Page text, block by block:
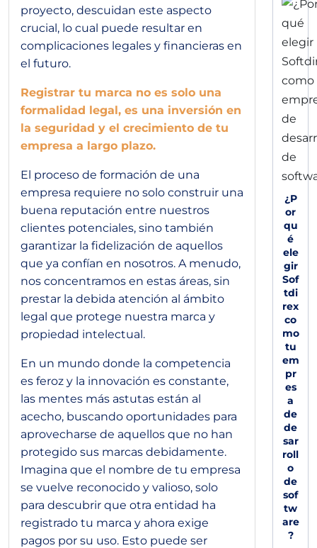
proyecto, descuidan este aspecto
crucial, lo cual puede resultar en
complicaciones legales y financieras en
el futuro.
Registrar tu marca no es solo una
formalidad legal, es una inversión en
la seguridad y el crecimiento de tu
empresa a largo plazo.
El proceso de formación de una
empresa requiere no solo construir una
buena reputación entre nuestros
clientes potenciales, sino también
garantizar la fidelización de aquellos
que ya confían en nosotros. A menudo,
nos concentramos en estas áreas, sin
prestar la debida atención al ámbito
legal que protege nuestra marca y
propiedad intelectual.
En un mundo donde la competencia
es feroz y la innovación es constante,
las mentes más astutas están al
acecho, buscando oportunidades para
aprovecharse de aquellos que no han
protegido sus marcas debidamente.
Imagina que el nombre de tu empresa
se vuelve reconocido y valioso, solo
para descubrir que otra entidad ha
registrado tu marca y ahora exige
pagos por su uso. Esto puede ser
¿P
or
qu
é
ele
gir
Sof
tdi
rex
co
mo
tu
em
pr
es
a
de
de
sar
roll
o
de
sof
tw
are
?